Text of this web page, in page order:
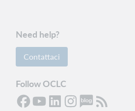
Need help?
Contattaci
Follow OCLC